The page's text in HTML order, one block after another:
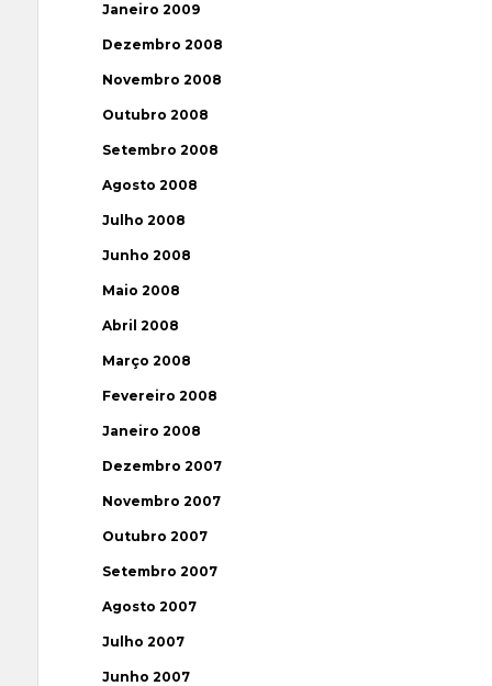
Janeiro 2009
Dezembro 2008
Novembro 2008
Outubro 2008
Setembro 2008
Agosto 2008
Julho 2008
Junho 2008
Maio 2008
Abril 2008
Março 2008
Fevereiro 2008
Janeiro 2008
Dezembro 2007
Novembro 2007
Outubro 2007
Setembro 2007
Agosto 2007
Julho 2007
Junho 2007